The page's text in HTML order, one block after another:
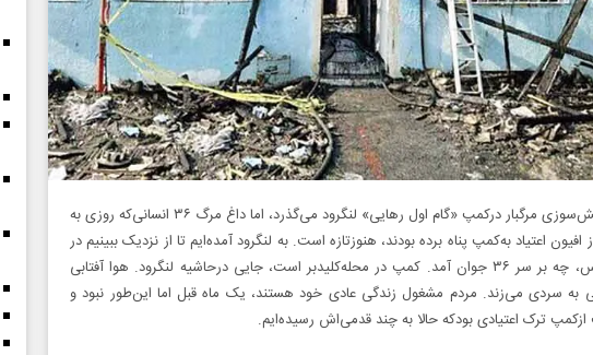
یک ماه از آتش‌سوزی مرگبار درکمپ «گام اول رهایی» لنگرود می‌گذرد، اما داغ مرگ ۳۶ انسانی‌که روزی به
افیون اعتیاد به‌کمپ پناه برده بودند، هنوزتازه است. به لنگرود آمده‌ایم تا از نزدیک ببینیم در
آن شب نحس، چه بر سر ۳۶ جوان آمد. کمپ در محله‌کلیدبر است، جایی درحاشیه لنگرود. هوا آفتابی
به سردی می‌زند. مردم مشغول زندگی عادی خود هستند، یک ماه قبل اما این‌طور نبود و
ترک اعتیادی بودکه حالا به چند قدمی‌اش رسیده‌ایم.